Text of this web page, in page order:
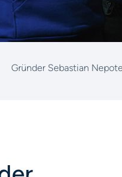
Gründer Sebastian